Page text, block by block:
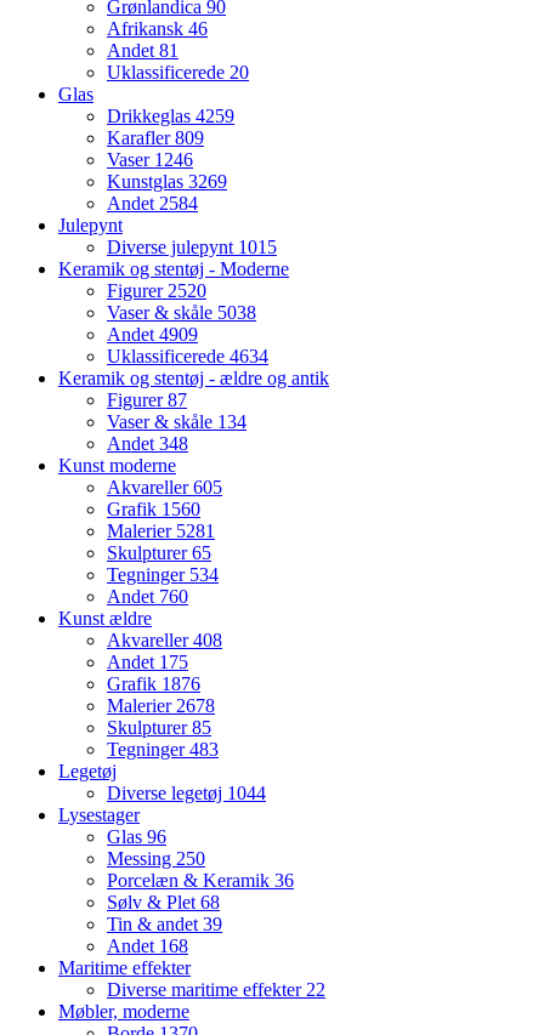
Grønlandica 90
Afrikansk 46
Andet81
Uklassificerede 20
Glas
Drikkeglas 4259
Karafler809
Vaser 1246
Kunstglas 3269
Andet2584
Julepynt
Diverse julepynt 1015
Keramik og stentøj - Moderne
Figurer2520
Vaser & skåle 5038
Andet4909
Uklassificerede 4634
Keramik og stentøj - ældre og antik
Figurer87
Vaser & skåle 134
Andet348
Kunst moderne
Akvareller605
Grafik 1560
Malerier 5281
Skulpturer65
Tegninger 534
Andet 760
Kunst ældre
Akvareller408
Andet 175
Grafik 1876
Malerier2678
Skulpturer85
Tegninger483
Legetøj
Diverse legetøj 1044
Lysestager
Glas 96
Messing 250
Porcelæn & Keramik 36
Sølv & Plet68
Tin & andet39
Andet 168
Maritime effekter
Diverse maritime effekter22
Møbler, moderne